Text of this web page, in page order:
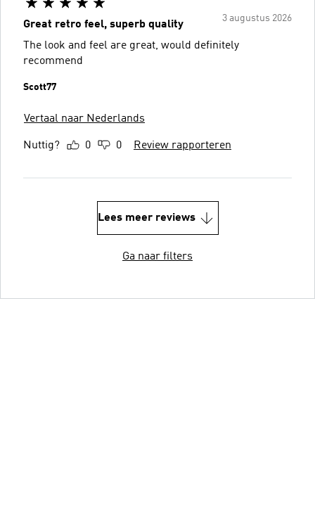
3 augustus 2026
Great retro feel, superb quality
The look and feel are great, would definitely
recommend
Scott77
Vertaal naar Nederlands
Nuttig? 0 0 Review rapporteren
Lees meer reviews
Ga naar filters